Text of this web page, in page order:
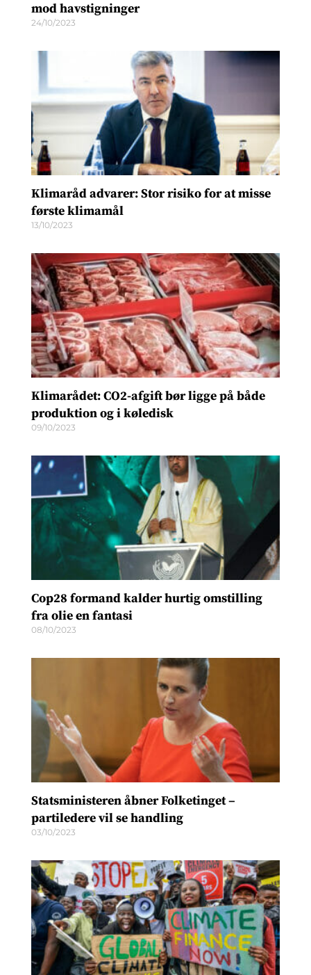
mod havstigninger
24/10/2023
Klimaråd advarer: Stor risiko for at misse
første klimamål
13/10/2023
Klimarådet: CO2-afgift bør ligge på både
produktion og i køledisk
09/10/2023
Cop28 formand kalder hurtig omstilling
fra olie en fantasi
08/10/2023
Statsministeren åbner Folketinget –
partiledere vil se handling
03/10/2023